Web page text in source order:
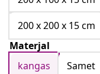
200 x 200 x 15 cm
Materjal
kangas
Samet